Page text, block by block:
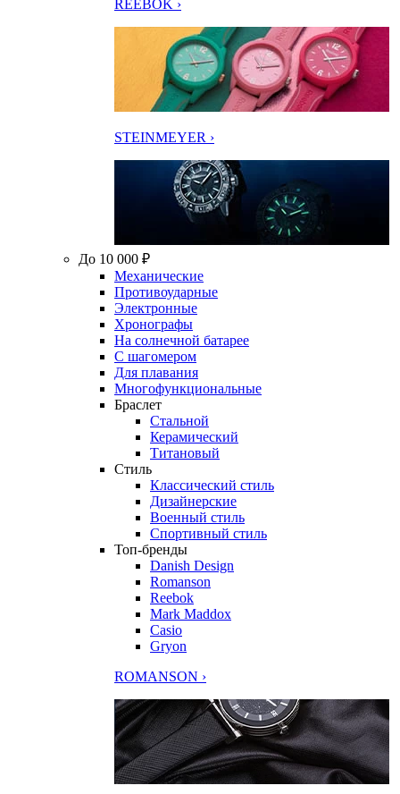
REEBOK ›
STEINMEYER ›
До 10 000 ₽
Механические
Противоударные
Электронные
Хронографы
На солнечной батарее
С шагомером
Для плавания
Многофункциональные
Браслет
Стальной
Керамический
Титановый
Стиль
Классический стиль
Дизайнерские
Военный стиль
Спортивный стиль
Топ-бренды
Danish Design
Romanson
Reebok
Mark Maddox
Casio
Gryon
ROMANSON ›